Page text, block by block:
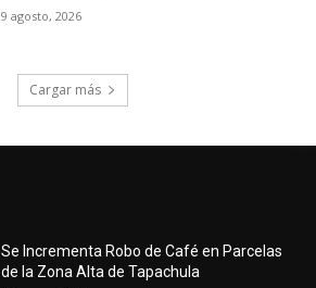
9 agosto, 2026
Cargar más
Se Incrementa Robo de Café en Parcelas
de la Zona Alta de Tapachula